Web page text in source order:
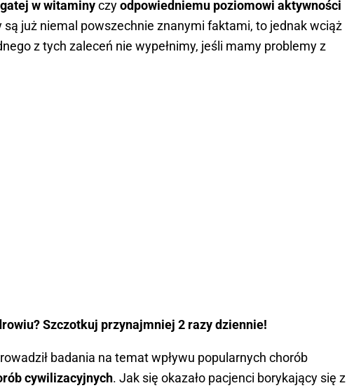
w witaminyczyodpowiedniemu poziomowi aktywności
są już niemal powszechnie znanymi faktami, to jednak wciąż
z tych zaleceń nie wypełnimy, jeśli mamy problemy z
Szczotkuj przynajmniej 2 razy dziennie!
badania na temat wpływu popularnych chorób
cywilizacyjnych. Jak się okazało pacjenci borykający się z